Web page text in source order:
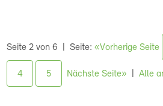
Seite 2 von 6 Seite:«Vorherige Seite
4 5 Nächste Seite» Alle